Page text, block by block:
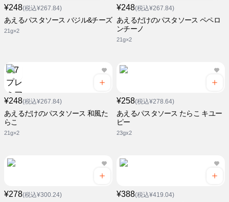
¥248(税込¥267.84)
あえるパスタソース バジル&チーズ
21g×2
¥248(税込¥267.84)
あえるだけのパスタソース ペペロ
ンチーノ
21g×2
¥248(税込¥267.84)
あえるだけのパスタソース 和風た
らこ
21g×2
¥258(税込¥278.64)
あえるパスタソース たらこ キユー
ピー
23gx2
¥278(税込¥300.24) ¥388(税込¥419.04)